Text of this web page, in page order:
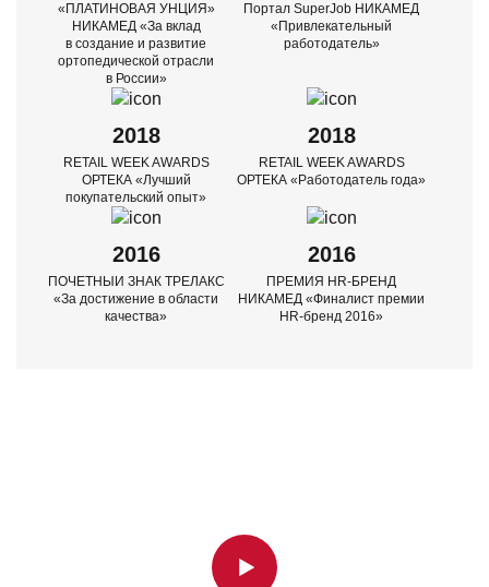
«ПЛАТИНОВАЯ УНЦИЯ»
НИКАМЕД«За вклад
в создание и развитие
ортопедической отрасли
в России»
Портал SuperJob НИКАМЕД
«Привлекательный
работодатель»
2018
RETAIL WEEK AWARDS
ОРТЕКА «Лучший
покупательский опыт»
2018
RETAIL WEEK AWARDS
ОРТЕКА «Работодатель года»
2016
ПОЧЕТНЫИ ЗНАК ТРЕЛАКС
«За достижение в области
качества»
2016
ПРЕМИЯ HR-БРЕНД
НИКАМЕД «Финалист премии
HR-бренд 2016»